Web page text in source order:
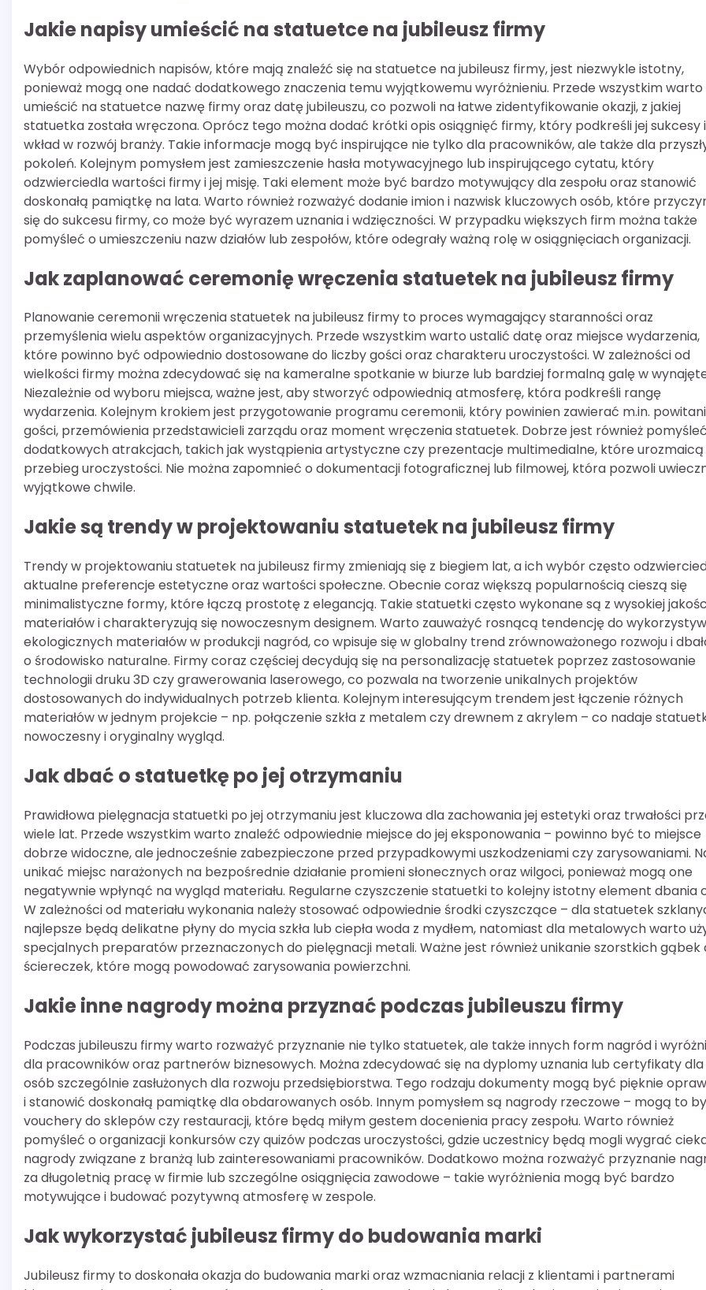
Jakie napisy umieścić na statuetce na jubileusz firmy
Wybór odpowiednich napisów, które mają znaleźć się na statuetce na jubileusz firmy, jest niezwykle istotny,
ponieważ mogą one nadać dodatkowego znaczenia temu wyjątkowemu wyróżnieniu. Przede wszystkim warto
umieścić na statuetce nazwę firmy oraz datę jubileuszu, co pozwoli na łatwe zidentyfikowanie okazji, z jakiej
statuetka została wręczona. Oprócz tego można dodać krótki opis osiągnięć firmy, który podkreśli jej sukcesy i
wkład w rozwój branży. Takie informacje mogą być inspirujące nie tylko dla pracowników, ale także dla
pokoleń. Kolejnym pomysłem jest zamieszczenie hasła motywacyjnego lub inspirującego cytatu, który
odzwierciedla wartości firmy i jej misję. Taki element może być bardzo motywujący dla zespołu oraz stanowić
doskonałą pamiątkę na lata. Warto również rozważyć dodanie imion i nazwisk kluczowych osób, które
się do sukcesu firmy, co może być wyrazem uznania i wdzięczności. W przypadku większych firm można także
pomyśleć o umieszczeniu nazw działów lub zespołów, które odegrały ważną rolę w osiągnięciach organizacji.
Jak zaplanować ceremonię wręczenia statuetek na jubileusz firmy
Planowanie ceremonii wręczenia statuetek na jubileusz firmy to proces wymagający staranności oraz
przemyślenia wielu aspektów organizacyjnych. Przede wszystkim warto ustalić datę oraz miejsce wydarzenia,
które powinno być odpowiednio dostosowane do liczby gości oraz charakteru uroczystości. W zależności od
wielkości firmy można zdecydować się na kameralne spotkanie w biurze lub bardziej formalną galę w
Niezależnie od wyboru miejsca, ważne jest, aby stworzyć odpowiednią atmosferę, która podkreśli rangę
wydarzenia. Kolejnym krokiem jest przygotowanie programu ceremonii, który powinien zawierać m.in.
gości, przemówienia przedstawicieli zarządu oraz moment wręczenia statuetek. Dobrze jest również
dodatkowych atrakcjach, takich jak wystąpienia artystyczne czy prezentacje multimedialne, które urozmaicą
przebieg uroczystości. Nie można zapomnieć o dokumentacji fotograficznej lub filmowej, która pozwoli
wyjątkowe chwile.
Jakie są trendy w projektowaniu statuetek na jubileusz firmy
Trendy w projektowaniu statuetek na jubileusz firmy zmieniają się z biegiem lat, a ich wybór często
aktualne preferencje estetyczne oraz wartości społeczne. Obecnie coraz większą popularnością cieszą się
minimalistyczne formy, które łączą prostotę z elegancją. Takie statuetki często wykonane są z wysokiej
materiałów i charakteryzują się nowoczesnym designem. Warto zauważyć rosnącą tendencję do
ekologicznych materiałów w produkcji nagród, co wpisuje się w globalny trend zrównoważonego rozwoju i
o środowisko naturalne. Firmy coraz częściej decydują się na personalizację statuetek poprzez zastosowanie
technologii druku 3D czy grawerowania laserowego, co pozwala na tworzenie unikalnych projektów
dostosowanych do indywidualnych potrzeb klienta. Kolejnym interesującym trendem jest łączenie różnych
materiałów w jednym projekcie – np. połączenie szkła z metalem czy drewnem z akrylem – co nadaje
nowoczesny i oryginalny wygląd.
Jak dbać o statuetkę po jej otrzymaniu
Prawidłowa pielęgnacja statuetki po jej otrzymaniu jest kluczowa dla zachowania jej estetyki oraz trwałości
wiele lat. Przede wszystkim warto znaleźć odpowiednie miejsce do jej eksponowania – powinno być to miejsce
dobrze widoczne, ale jednocześnie zabezpieczone przed przypadkowymi uszkodzeniami czy zarysowaniami.
unikać miejsc narażonych na bezpośrednie działanie promieni słonecznych oraz wilgoci, ponieważ mogą one
negatywnie wpłynąć na wygląd materiału. Regularne czyszczenie statuetki to kolejny istotny element dbania
W zależności od materiału wykonania należy stosować odpowiednie środki czyszczące – dla statuetek
najlepsze będą delikatne płyny do mycia szkła lub ciepła woda z mydłem, natomiast dla metalowych warto
specjalnych preparatów przeznaczonych do pielęgnacji metali. Ważne jest również unikanie szorstkich gąbek
ściereczek, które mogą powodować zarysowania powierzchni.
Jakie inne nagrody można przyznać podczas jubileuszu firmy
Podczas jubileuszu firmy warto rozważyć przyznanie nie tylko statuetek, ale także innych form nagród i
dla pracowników oraz partnerów biznesowych. Można zdecydować się na dyplomy uznania lub certyfikaty dla
osób szczególnie zasłużonych dla rozwoju przedsiębiorstwa. Tego rodzaju dokumenty mogą być pięknie
i stanowić doskonałą pamiątkę dla obdarowanych osób. Innym pomysłem są nagrody rzeczowe – mogą to
vouchery do sklepów czy restauracji, które będą miłym gestem docenienia pracy zespołu. Warto również
pomyśleć o organizacji konkursów czy quizów podczas uroczystości, gdzie uczestnicy będą mogli wygrać
nagrody związane z branżą lub zainteresowaniami pracowników. Dodatkowo można rozważyć przyznanie
za długoletnią pracę w firmie lub szczególne osiągnięcia zawodowe – takie wyróżnienia mogą być bardzo
motywujące i budować pozytywną atmosferę w zespole.
Jak wykorzystać jubileusz firmy do budowania marki
Jubileusz firmy to doskonała okazja do budowania marki oraz wzmacniania relacji z klientami i partnerami